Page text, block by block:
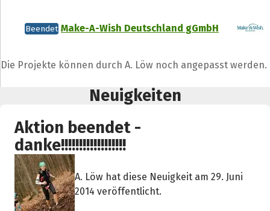
Beendet Make-A-Wish Deutschland gGmbH
Die Projekte können durch A. Löw noch angepasst werden.
Neuigkeiten
Aktion beendet -
danke!!!!!!!!!!!!!!!!!!
A. Löw hat diese Neuigkeit am 29. Juni
2014 veröffentlicht.